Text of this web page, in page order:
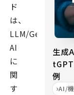
ド
は、
LLM/Generative
AI
に
関
す
生成
tGPT
例
AI/